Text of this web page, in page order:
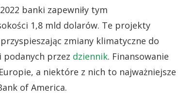
banki zapewniły tym
1,8 mld dolarów. Te projekty
zmiany klimatyczne do
przez dziennik. Finansowanie
a niektóre z nich to najważniejsze
of America.